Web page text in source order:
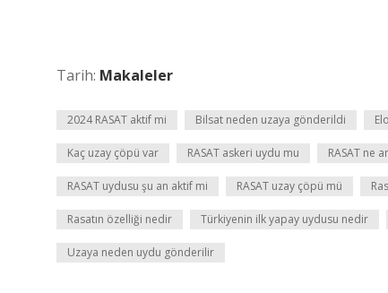
Tarih: Makaleler
2024 RASAT aktif mi Bilsat neden uzaya gönderildi
Kaç uzay çöpü var RASAT askeri uydu mu RASAT ne
RASAT uydusu şu an aktif mi RASAT uzay çöpü mü
Rasatın özelliği nedir Türkiyenin ilk yapay uydusu nedir
Uzaya neden uydu gönderilir